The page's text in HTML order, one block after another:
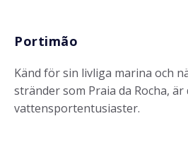
Portimão
Känd för sin livliga marina och
stränder som Praia da Rocha,
vattensportentusiaster.